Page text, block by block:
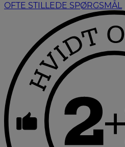
OFTE STILLEDE SPØRGSMÅL